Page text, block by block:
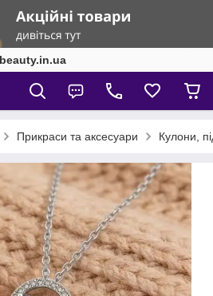
Прикраси та аксесуари Кулони,